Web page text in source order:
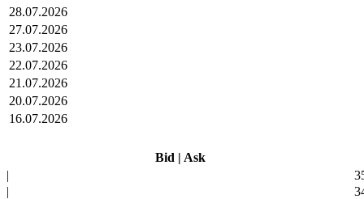
28.07.2026
27.07.2026
23.07.2026
22.07.2026
21.07.2026
20.07.2026
16.07.2026
Bid | Ask
|
|